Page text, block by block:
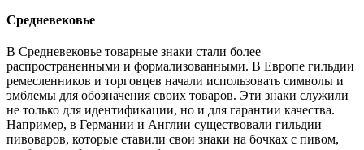
Средневековье
В Средневековье товарные знаки стали более
распространенными и формализованными. В Европе гильдии
ремесленников и торговцев начали использовать символы и
эмблемы для обозначения своих товаров. Эти знаки служили
не только для идентификации, но и для гарантии качества.
Например, в Германии и Англии существовали гильдии
пивоваров, которые ставили свои знаки на бочках с пивом,